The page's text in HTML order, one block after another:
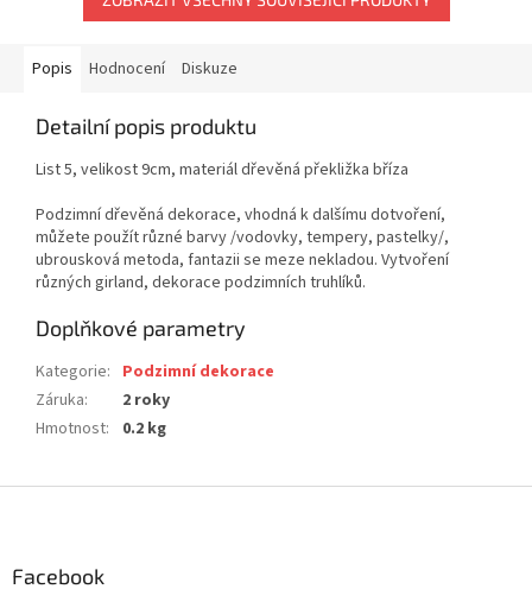
Popis Hodnocení Diskuze
Detailní popis produktu
List 5, velikost 9cm, materiál dřevěná překližka bříza
Podzimní dřevěná dekorace, vhodná k dalšímu dotvoření,
můžete použít různé barvy /vodovky, tempery, pastelky/,
ubrousková metoda, fantazii se meze nekladou. Vytvoření
různých girland, dekorace podzimních truhlíků.
Doplňkové parametry
Kategorie: Podzimní dekorace
Záruka:
2 roky
Hmotnost: 0.2 kg
Facebook